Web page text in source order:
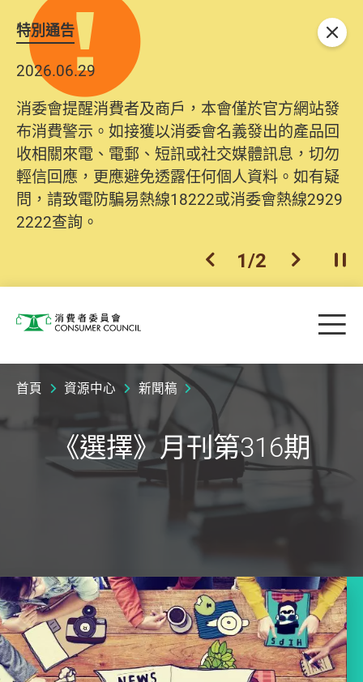
特別通告
2026.06.29
消委會提醒消費者及商戶，本會僅於官方網站發
布消費警示。如接獲以消委會名義發出的產品回
收相關來電、電郵、短訊或社交媒體訊息，切勿
輕信回應，更應避免透露任何個人資料。如有疑
問，請致電防騙易熱線18222或消委會熱線2929
2222查詢。
上一個
1/2 下一個開
關閉
消費者委員會 目
首頁 資源中心 新聞稿
《選擇》月刊第316期